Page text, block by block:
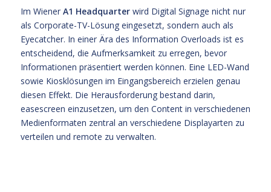
Im Wiener A1 Headquarterwird Digital Signage nicht nur
als Corporate-TV-Lösung eingesetzt, sondern auch als
Eyecatcher. In einer Ära des Information Overloads ist es
entscheidend, die Aufmerksamkeit zu erregen, bevor
Informationen präsentiert werden können. Eine LED-Wand
sowie Kiosklösungen im Eingangsbereich erzielen genau
diesen Effekt. Die Herausforderung bestand darin,
easescreen einzusetzen, um den Content in verschiedenen
Medienformaten zentral an verschiedene Displayarten zu
verteilen und remote zu verwalten.